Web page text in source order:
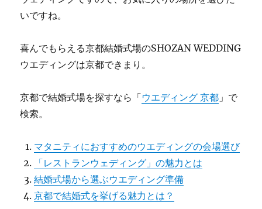
いですね。
喜んでもらえる京都結婚式場のSHOZAN WEDDING
ウエディングは京都できまり。
京都で結婚式場を探すなら「ウエディング 京都 」で
検索。
マタニティにおすすめのウエディングの会場選び
「レストランウェディング」の魅力とは
結婚式場から選ぶウエディング準備
京都で結婚式を挙げる魅力とは？